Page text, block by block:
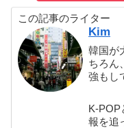
この記事のライター
Kim
韓国が
ちろん
強もし
K-POP
報を追